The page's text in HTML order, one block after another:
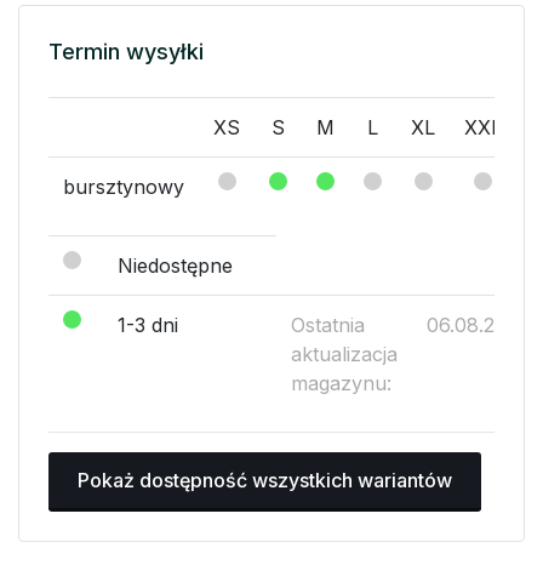
Termin wysyłki
XS S M L XL XXL
bursztynowy
Niedostępne
1-3 dni
Ostatnia
aktualizacja
magazynu:
06.08.2026
Pokaż dostępność wszystkich wariantów